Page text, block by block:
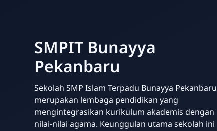
SMPIT Bunayya
Pekanbaru
Sekolah SMP Islam Terpadu Bunayya Pekanbaru
merupakan lembaga pendidikan yang
mengintegrasikan kurikulum akademis dengan
nilai-nilai agama. Keunggulan utama sekolah ini